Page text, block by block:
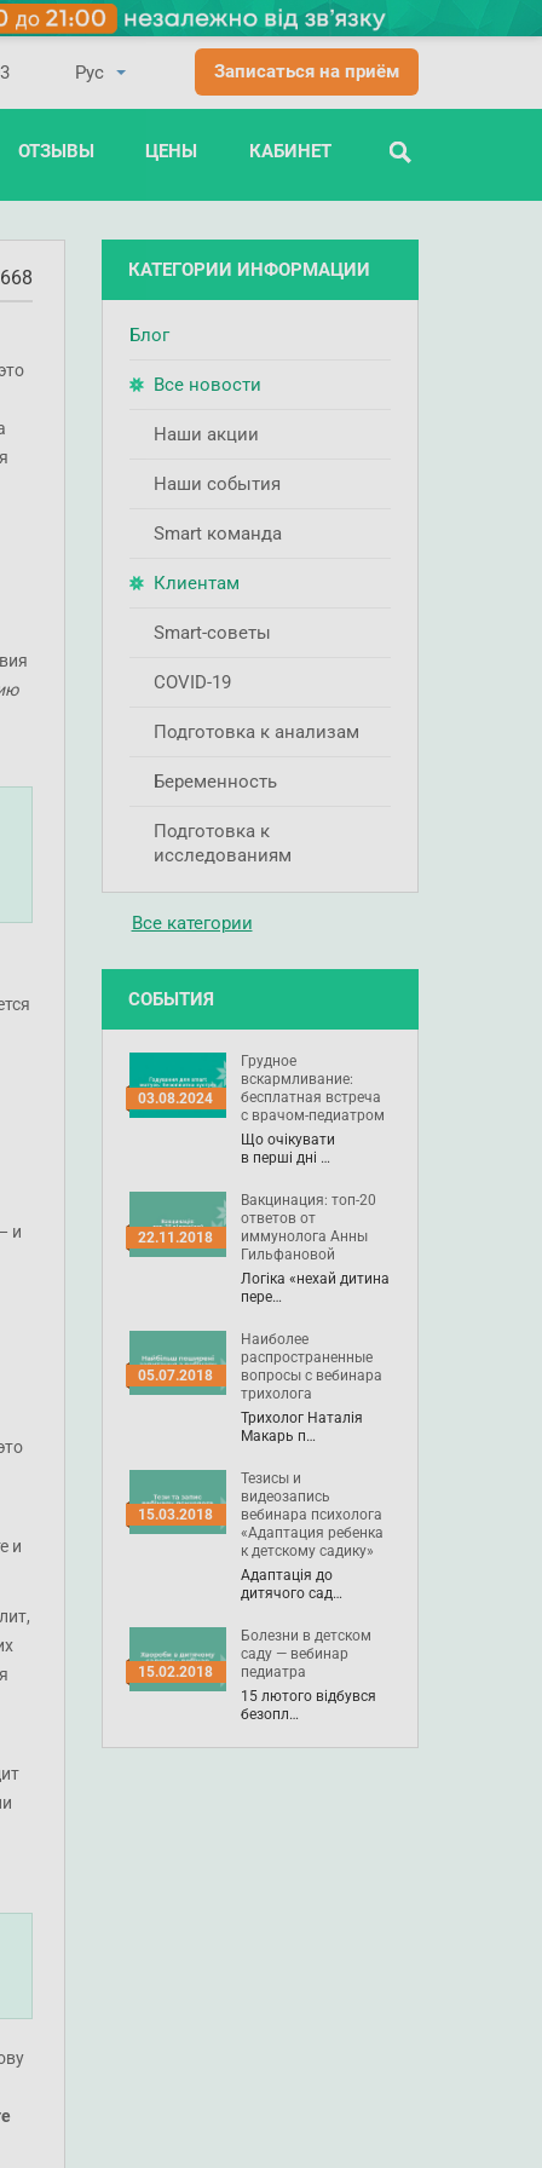
ПОИСК
Записаться на приём
ОТЗЫВЫ ЦЕНЫ КАБИНЕТ
и
и
КАТЕГОРИИ ИНФОРМАЦИИ
Блог
Все новости
Наши акции
Наши события
Smart команда
Клиентам
Smart-советы
COVID-19
Подготовка к анализам
Беременность
Подготовка к
исследованиям
Все категории
СОБЫТИЯ
03.08.2024
Грудное
вскармливание:
бесплатная встреча
с врачом-педиатром
Що очікувати
в перші дні …
22.11.2018
Вакцинация: топ-20
ответов от
иммунолога Анны
Гильфановой
Логіка «нехай дитина
пере…
05.07.2018
Наиболее
распространенные
вопросы с вебинара
трихолога
Трихолог Наталія
Макарь п…
15.03.2018
Тезисы и
видеозапись
вебинара психолога
«Адаптация ребенка
к детскому садику»
Адаптація до
дитячого сад…
15.02.2018
Болезни в детском
саду — вебинар
педиатра
15 лютого відбувся
безопл…